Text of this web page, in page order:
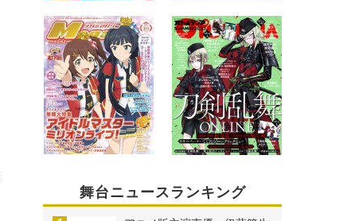
舞台ニュースランキング